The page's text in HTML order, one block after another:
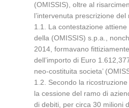
(OMISSIS), oltre al
l’intervenuta prescrizione
1.1. La contestazione
della (OMISSIS) s.p.a.,
2014, formavano
dell’importo di Euro
neo-costituita societa’
1.2. Secondo la
la cessione del ramo di
di debiti, per circa 30 milioni